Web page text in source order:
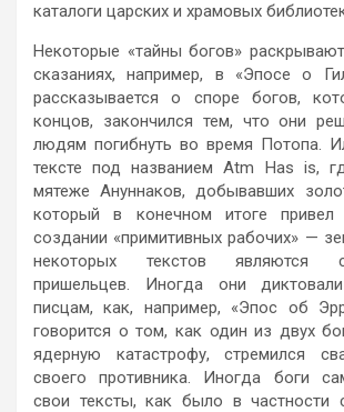
каталоги царских и храмовых
Некоторые «тайны богов»
сказаниях, например, в «Эпосе о
рассказывается о споре богов,
концов, закончился тем, что они
людям погибнуть во время Потопа.
тексте под названием Atm Has is,
мятеже Ануннаков, добывавших
который в конечном итоге
создании «примитивных рабочих» —
некоторых текстов являются
пришельцев. Иногда они
писцам, как, например, «Эпос об
говорится о том, как один из двух
ядерную катастрофу, стремился
своего противника. Иногда боги
свои тексты, как было в частности